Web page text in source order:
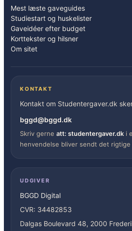
Mest læste gaveguides
Studiestart og huskelister
Gaveidéer efter budget
Korttekster og hilsner
Om sitet
KONTAKT
Kontakt om Studentergaver.dk
bggd@bggd.dk
Skriv gerne att: studentergaver.dk i
henvendelse bliver sendt det
UDGIVER
BGGD Digital
CVR: 34482853
Dalgas Boulevard 48, 2000